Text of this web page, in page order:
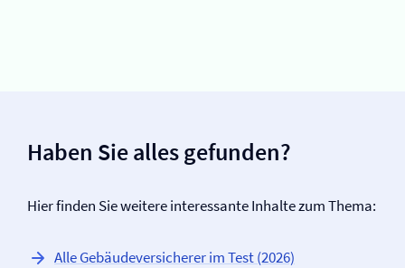
Haben Sie alles gefunden?
Hier finden Sie weitere interessante Inhalte zum Thema:
Alle Gebäude­versicherer im Test (2026)